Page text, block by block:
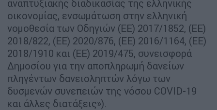
αναπτυξιακής διαδικασίας της ελληνικής
οικονομίας, ενσωμάτωση στην ελληνική
νομοθεσία των Οδηγιών (ΕΕ) 2017/1852, (ΕΕ)
2018/822, (ΕΕ) 2020/876, (ΕΕ) 2016/1164, (ΕΕ)
2018/1910 και (ΕΕ) 2019/475, συνεισφορά
Δημοσίου για την αποπληρωμή δανείων
πληγέντων δανειοληπτών λόγω των
δυσμενών συνεπειών της νόσου COVID-19
και άλλες διατάξεις»).